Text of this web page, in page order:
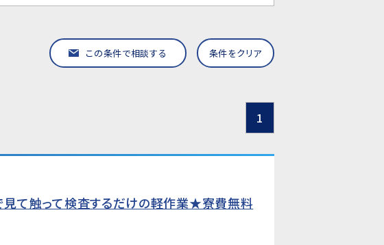
この条件で相談する 条件をクリア
1
見て触って検査するだけの軽作業★寮費無料